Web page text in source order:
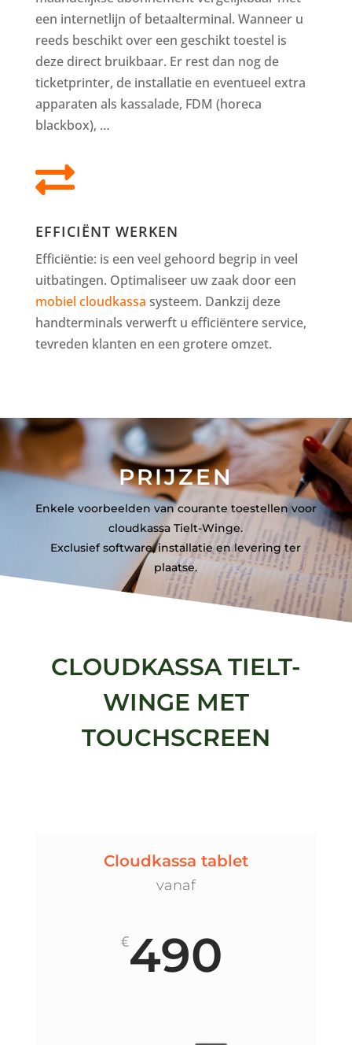
een internetlijn of betaalterminal. Wanneer u
reeds beschikt over een geschikt toestel is
deze direct bruikbaar. Er rest dan nog de
ticketprinter, de installatie en eventueel extra
apparaten als kassalade, FDM (horeca
blackbox), …

EFFICIËNT WERKEN
Efficiëntie: is een veel gehoord begrip in veel
uitbatingen. Optimaliseer uw zaak door een
mobiel cloudkassa systeem. Dankzij deze
handterminals verwerft u efficiëntere service,
tevreden klanten en een grotere omzet.
PRIJZEN
Enkele voorbeelden van courante toestellen voor
cloudkassa Tielt-Winge.
Exclusief software, installatie en levering ter
plaatse.
CLOUDKASSA TIELT-
WINGE MET
TOUCHSCREEN
Cloudkassa tablet
vanaf
€490